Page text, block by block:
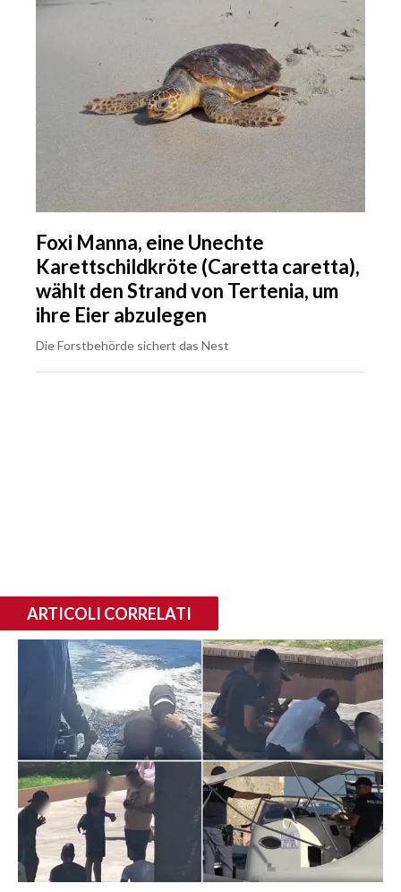
Foxi Manna, eine Unechte
Karettschildkröte (Caretta caretta),
wählt den Strand von Tertenia, um
ihre Eier abzulegen
Die Forstbehörde sichert das Nest
ARTICOLI CORRELATI